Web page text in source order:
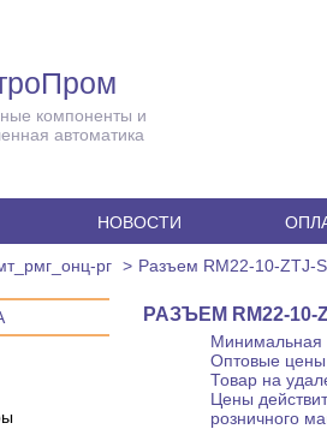
компоненты и
автоматика
НОВОСТИ
рг Разъем RM22-10-ZTJ-
РАЗЪЕМ RM22-10-
Минимальная
Оптовые цены
Товар на
Цены
розничного